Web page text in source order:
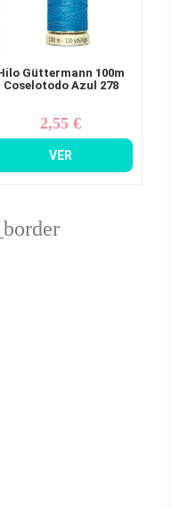
Güttermann 100m
Coselotodo Azul 278
Precio
2,55 €
VER